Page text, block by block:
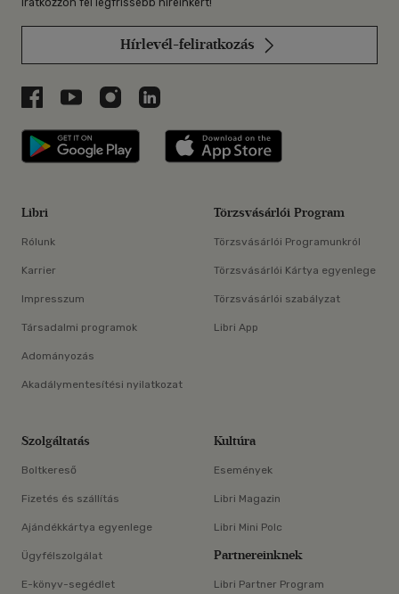
Hírlevél-feliratkozás
Libri a Facebookon
Libri a Youtube-on
Libri az Instagramon
Libri a LinkedInen
Libri applikáció Szerezd meg: Google
Libri
Rólunk
Karrier
Impresszum
Társadalmi programok
Adományozás
Akadálymentesítési nyilatkozat
Törzsvásárlói Program
Törzsvásárlói Programunkról
Törzsvásárlói Kártya egyenlege
Törzsvásárlói szabályzat
Libri App
Szolgáltatás
Boltkereső
Fizetés és szállítás
Ajándékkártya egyenlege
Ügyfélszolgálat
E-könyv-segédlet
Kultúra
Események
Libri Magazin
Libri Mini Polc
Partnereinknek
Libri Partner Program